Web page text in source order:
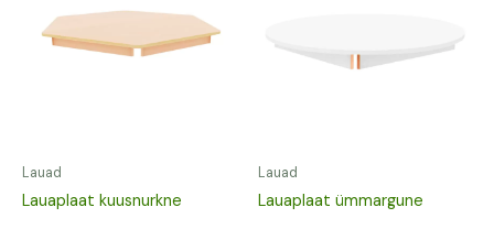
Lauad
Lauaplaat kuusnurkne
Lauad
Lauaplaat ümmargune